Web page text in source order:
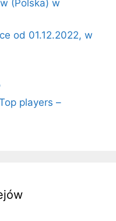
(Polska) w
od 01.12.2022, w
players –